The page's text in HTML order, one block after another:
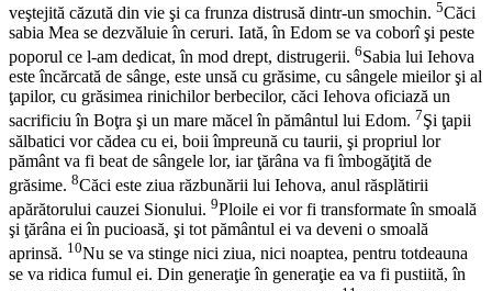
veştejită căzută din vie şi ca frunza distrusă dintr-un smochin. 5Căci
sabia Mea se dezvăluie în ceruri. Iată, în Edom se va coborî şi peste
poporul ce l-am dedicat, în mod drept, distrugerii. 6Sabia lui Iehova
este încărcată de sânge, este unsă cu grăsime, cu sângele mieilor şi al
ţapilor, cu grăsimea rinichilor berbecilor, căci Iehova oficiază un
sacrificiu în Boţra şi un mare măcel în pământul lui Edom. 7Şi ţapii
sălbatici vor cădea cu ei, boii împreună cu taurii, şi propriul lor
pământ va fi beat de sângele lor, iar ţărâna va fi îmbogăţită de
grăsime. 8Căci este ziua răzbunării lui Iehova, anul răsplătirii
apărătorului cauzei Sionului. 9Ploile ei vor fi transformate în smoală
şi ţărâna ei în pucioasă, şi tot pământul ei va deveni o smoală
aprinsă. 10Nu se va stinge nici ziua, nici noaptea, pentru totdeauna
se va ridica fumul ei. Din generaţie în generaţie ea va fi pustiită, în